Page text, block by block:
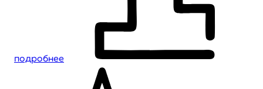
подробнее